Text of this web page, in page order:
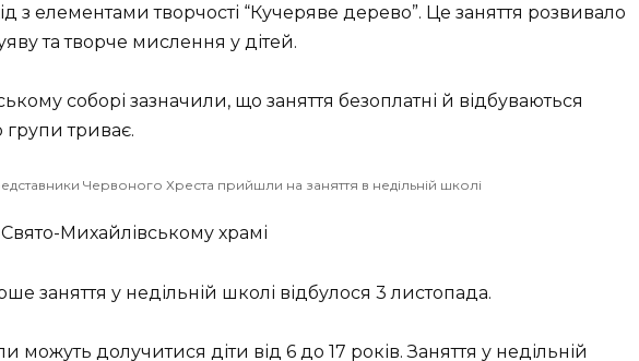
з елементами творчості “Кучеряве дерево”. Це заняття розвивало
та творче мислення у дітей.
соборі зазначили, що заняття безоплатні й відбуваються
групи триває.
Червоного Хреста прийшли на заняття в недільній школі
Михайлівському храмі
заняття у недільній школі відбулося 3 листопада.
можуть долучитися діти від 6 до 17 років. Заняття у недільній